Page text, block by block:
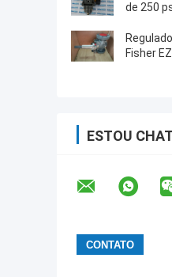
de 250
Fisher
ESTOU